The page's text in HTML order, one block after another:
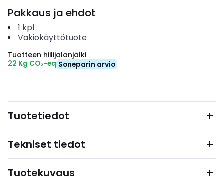
Pakkaus ja ehdot
1 kpl
Vakiokäyttötuote
Tuotteen hiilijalanjälki
22 Kg CO₂-eq Soneparin arvio
Tuotetiedot
Tekniset tiedot
Tuotekuvaus